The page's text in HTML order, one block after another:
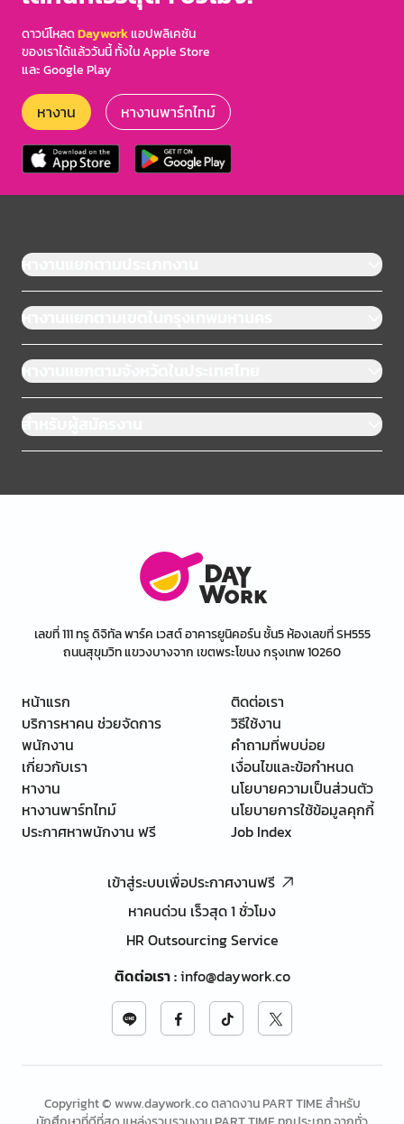
ดาวน์โหลดDayworkแอปพลิเคชัน
ของเราได้แล้ววันนี้ ทั้งใน Apple Store
และ Google Play
หางาน หางานพาร์ทไทม์
หางานแยกตามประเภทงาน
หางานแยกตามเขตในกรุงเทพมหานคร
หางานแยกตามจังหวัดในประเทศไทย
สำหรับผู้สมัครงาน
เลขที่ 111 ทรู ดิจิทัล พาร์ค เวสต์ อาคารยูนิคอร์น ชั้น5 ห้องเลขที่ SH555
ถนนสุขุมวิท แขวงบางจาก เขตพระโขนง กรุงเทพ 10260
หน้าแรก
บริการหาคน ช่วยจัดการ
พนักงาน
เกี่ยวกับเรา
หางาน
หางานพาร์ทไทม์
ประกาศหาพนักงาน ฟรี
ติดต่อเรา
วิธีใช้งาน
คำถามที่พบบ่อย
เงื่อนไขและข้อกำหนด
นโยบายความเป็นส่วนตัว
นโยบายการใช้ข้อมูลคุกกี้
Job Index
เข้าสู่ระบบเพื่อประกาศงานฟรี
หาคนด่วน เร็วสุด 1 ชั่วโมง
HR Outsourcing Service
ติดต่อเรา:info@daywork.co
Copyright © www.daywork.co ตลาดงาน PART TIME สำหรับ